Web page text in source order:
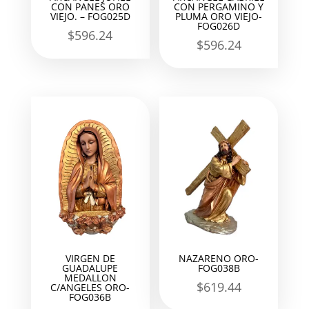
CON PANES ORO
VIEJO. – FOG025D
$596.24
CON PERGAMINO Y
PLUMA ORO VIEJO-
FOG026D
$596.24
VIRGEN DE
GUADALUPE
MEDALLON
C/ANGELES ORO-
FOG036B
NAZARENO ORO-
FOG038B
$619.44